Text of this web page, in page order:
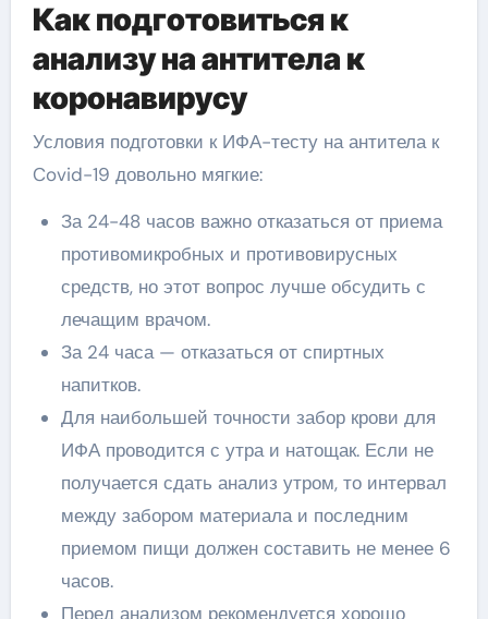
Как подготовиться к
анализу на антитела к
коронавирусу
Условия подготовки к ИФА-тесту на антитела к
Covid-19 довольно мягкие:
За 24-48 часов важно отказаться от приема
противомикробных и противовирусных
средств, но этот вопрос лучше обсудить с
лечащим врачом.
За 24 часа — отказаться от спиртных
напитков.
Для наибольшей точности забор крови для
ИФА проводится с утра и натощак. Если не
получается сдать анализ утром, то интервал
между забором материала и последним
приемом пищи должен составить не менее 6
часов.
Перед анализом рекомендуется хорошо